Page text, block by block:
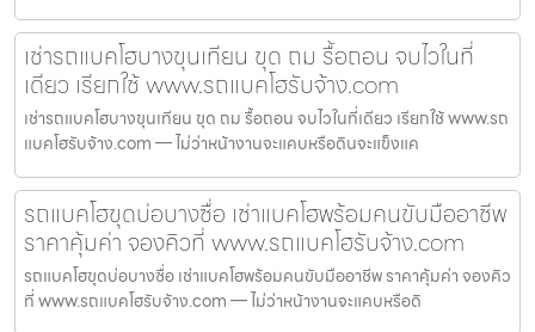
เช่ารถแบคโฮบางขุนเทียน ขุด ถม รื้อถอน จบไวในที่
เดียว เรียกใช้ www.รถแบคโฮรับจ้าง.com
เช่ารถแบคโฮบางขุนเทียน ขุด ถม รื้อถอน จบไวในที่เดียว เรียกใช้ www.รถ
แบคโฮรับจ้าง.com — ไม่ว่าหน้างานจะแคบหรือดินจะแข็งแค
รถแบคโฮขุดบ่อบางซื่อ เช่าแบคโฮพร้อมคนขับมืออาชีพ
ราคาคุ้มค่า จองคิวที่ www.รถแบคโฮรับจ้าง.com
รถแบคโฮขุดบ่อบางซื่อ เช่าแบคโฮพร้อมคนขับมืออาชีพ ราคาคุ้มค่า จองคิว
ที่ www.รถแบคโฮรับจ้าง.com — ไม่ว่าหน้างานจะแคบหรือดิ